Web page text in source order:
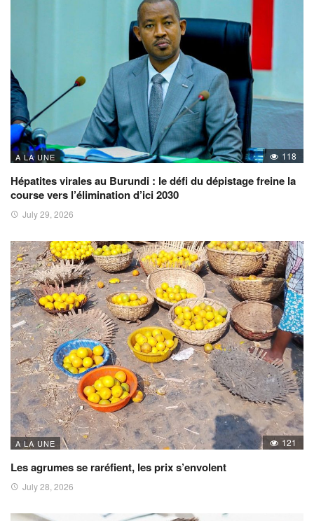
A LA UNE 118
Hépatites virales au Burundi : le défi du dépistage freine la
course vers l’élimination d’ici 2030
July 29, 2026
A LA UNE 121
Les agrumes se raréfient, les prix s’envolent
July 28, 2026